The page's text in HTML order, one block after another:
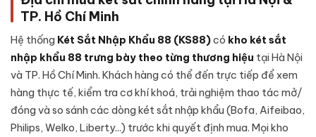
nguyên khối, đảm bảo khả năng chống đập phá và khoan
đục cao.
Cánh cửa đúc đặc:Cánh được đúc liền khối, có rãnh
chống cạy, đệm chống khói - duy trì khả năng kín khít
trong điều kiện nhiệt độ cao.
Lớp lõi chống cháy:Bên trong vỏ ngoài là lớp bê-tông
chống cháychuyên dụng kết hợp sợi cách nhiệt - giữ tài
sản nguyên vẹn khi xảy ra sự cố hoả hoạn.
TP. Hồ Chí Minh
Hệ thống Két Sắt Nhập Khẩu 88 (KS88)có kho két sắt
nhập khẩu 88 trưng bày theo từng thương hiệu tại Hà Nội
và TP. Hồ Chí Minh. Khách hàng có thể đến trực tiếp để xem
hàng thực tế, kiểm tra cơ khí khoá, trải nghiệm thao tác mở/
đóng và so sánh các dòng két sắt nhập khẩu (Bofa, Aifeibao,
Philips, Welko, Liberty...) trước khi quyết định mua. Mọi kho